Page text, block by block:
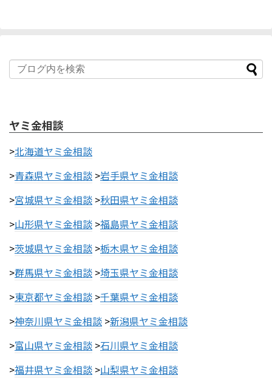
ヤミ金相談
>北海道ヤミ金相談
>青森県ヤミ金相談 >岩手県ヤミ金相談
>宮城県ヤミ金相談 >秋田県ヤミ金相談
>山形県ヤミ金相談 >福島県ヤミ金相談
>茨城県ヤミ金相談 >栃木県ヤミ金相談
>群馬県ヤミ金相談 >埼玉県ヤミ金相談
>東京都ヤミ金相談 >千葉県ヤミ金相談
>神奈川県ヤミ金相談 >新潟県ヤミ金相談
>富山県ヤミ金相談 >石川県ヤミ金相談
>福井県ヤミ金相談 >山梨県ヤミ金相談